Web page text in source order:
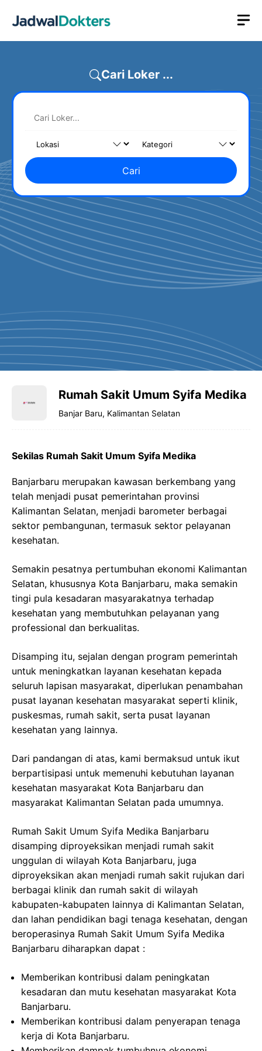
Cari Loker ...
Cari
Rumah Sakit Umum Syifa Medika
Banjar Baru, Kalimantan Selatan
Sekilas Rumah Sakit Umum Syifa Medika
Banjarbaru merupakan kawasan berkembang yang
telah menjadi pusat pemerintahan provinsi
Kalimantan Selatan, menjadi barometer berbagai
sektor pembangunan, termasuk sektor pelayanan
kesehatan.
Semakin pesatnya pertumbuhan ekonomi Kalimantan
Selatan, khususnya Kota Banjarbaru, maka semakin
tingi pula kesadaran masyarakatnya terhadap
kesehatan yang membutuhkan pelayanan yang
professional dan berkualitas.
Disamping itu, sejalan dengan program pemerintah
untuk meningkatkan layanan kesehatan kepada
seluruh lapisan masyarakat, diperlukan penambahan
pusat layanan kesehatan masyarakat seperti klinik,
puskesmas, rumah sakit, serta pusat layanan
kesehatan yang lainnya.
Dari pandangan di atas, kami bermaksud untuk ikut
berpartisipasi untuk memenuhi kebutuhan layanan
kesehatan masyarakat Kota Banjarbaru dan
masyarakat Kalimantan Selatan pada umumnya.
Rumah Sakit Umum Syifa Medika Banjarbaru
disamping diproyeksikan menjadi rumah sakit
unggulan di wilayah Kota Banjarbaru, juga
diproyeksikan akan menjadi rumah sakit rujukan dari
berbagai klinik dan rumah sakit di wilayah
kabupaten-kabupaten lainnya di Kalimantan Selatan,
dan lahan pendidikan bagi tenaga kesehatan, dengan
beroperasinya Rumah Sakit Umum Syifa Medika
Banjarbaru diharapkan dapat :
Memberikan kontribusi dalam peningkatan
kesadaran dan mutu kesehatan masyarakat Kota
Banjarbaru.
Memberikan kontribusi dalam penyerapan tenaga
kerja di Kota Banjarbaru.